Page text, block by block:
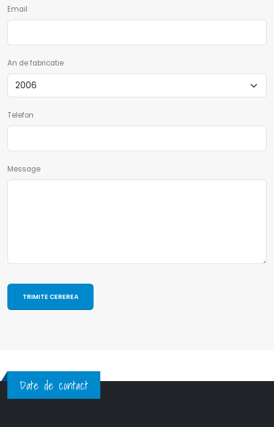
Email
An de fabricatie
Telefon
Message
Date de contact